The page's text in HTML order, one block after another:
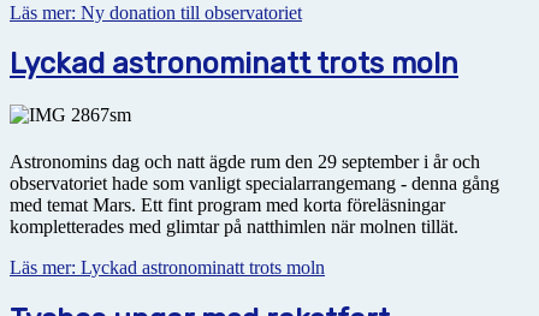
Läs mer: Ny donation till observatoriet
Lyckad astronominatt trots moln
Astronomins dag och natt ägde rum den 29 september i år och
observatoriet hade som vanligt specialarrangemang - denna gång
med temat Mars. Ett fint program med korta föreläsningar
kompletterades med glimtar på natthimlen när molnen tillät.
Läs mer: Lyckad astronominatt trots moln